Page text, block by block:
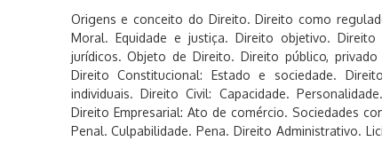
Origens e conceito do Direito. Direito como
Moral. Equidade e justiça. Direito objetivo. Direito
jurídicos. Objeto de Direito. Direito público,
Direito Constitucional: Estado e sociedade.
individuais. Direito Civil: Capacidade.
Direito Empresarial: Ato de comércio. Sociedades
Penal. Culpabilidade. Pena. Direito Administrativo.